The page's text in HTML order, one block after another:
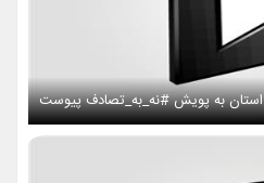
استان به پویش #نه_به_تصادف پیوست